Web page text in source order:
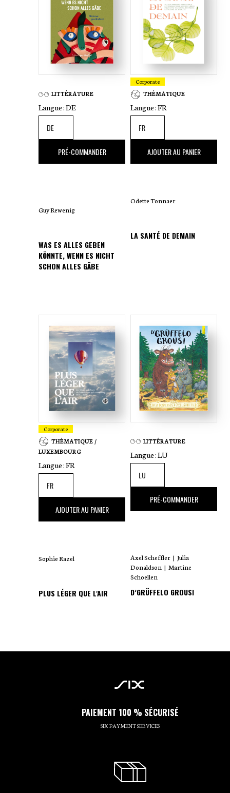
iwwerdroen
LITTÉRATURE
Langue :DE
,00 €
PRÉ-COMMANDER
Guy Rewenig
WAS ES ALLES GEBEN
KÖNNTE, WENN ES NICHT
SCHON ALLES GÄBE
Corporate
THÉMATIQUE
Langue :FR
,00 €
AJOUTER AU PANIER
Odette Tonnaer
LA SANTÉ DE DEMAIN
Corporate
THÉMATIQUE /
LUXEMBOURG
Langue :FR
,00 €
AJOUTER AU PANIER
Sophie Razel
PLUS LÉGER QUE L'AIR
LITTÉRATURE
Langue :LU
,00 €
PRÉ-COMMANDER
Axel Scheffler | Julia
Donaldson | Martine
Schoellen
D’GRÜFFELO GROUSI
PAIEMENT 100 % SÉCURISÉ
SIX PAYMENT SERVICES